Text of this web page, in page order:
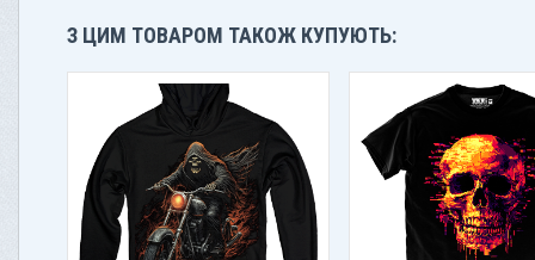
З ЦИМ ТОВАРОМ ТАКОЖ КУПУЮТЬ: